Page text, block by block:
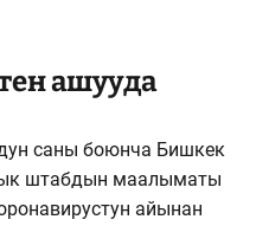
ашууда
саны боюнча Бишкек
штабдын маалыматы
айынан